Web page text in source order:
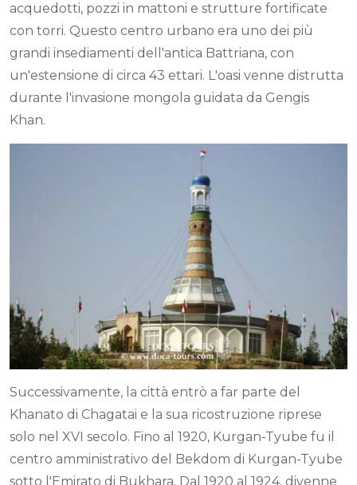
acquedotti, pozzi in mattoni e strutture fortificate
con torri. Questo centro urbano era uno dei più
grandi insediamenti dell'antica Battriana, con
un'estensione di circa 43 ettari. L'oasi venne distrutta
durante l'invasione mongola guidata da Gengis
Khan.
Successivamente, la città entrò a far parte del
Khanato di Chagatai e la sua ricostruzione riprese
solo nel XVI secolo. Fino al 1920, Kurgan-Tyube fu il
centro amministrativo del Bekdom di Kurgan-Tyube
sotto l'Emirato di Bukhara. Dal 1920 al 1924, divenne